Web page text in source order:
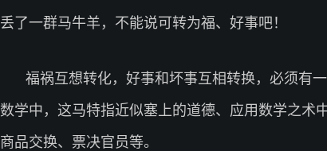
丢了一群马牛羊，不能说可转为福、好事吧！
福祸互想转化，好事和坏事互相转换，必须有
数学中，这马特指近似塞上的道德、应用数学之术
商品交换、票决官员等。